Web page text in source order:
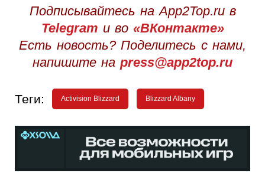
Подписывайтесь на App2Top.ru в
Telegram и во «ВКонтакте»
Есть новость? Поделитесь с нами,
напишите на press@app2top.ru
Теги: Activision Blizzard Blizzard Albany